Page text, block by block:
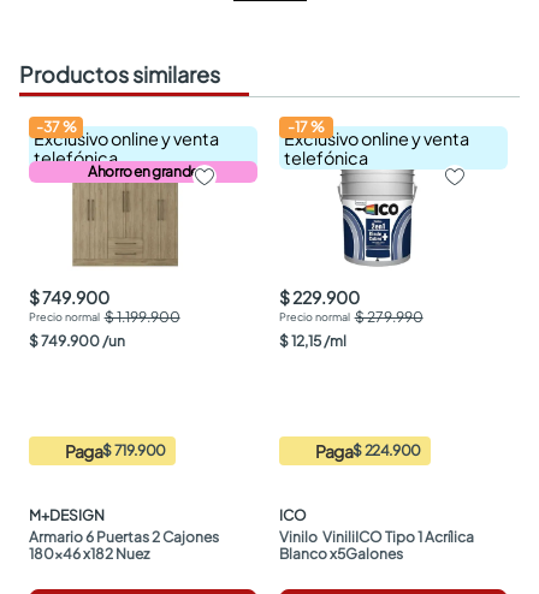
Productos similares
Exclusivo online y venta
telefónica
Ahorro en grande
-37%
$ 749.900
$ 1.199.900
$749.900 /un
Paga$ 719.900
M+DESIGN
Armario 6 Puertas 2 Cajones
180x46 x182 Nuez
Exclusivo online y venta
telefónica
-17%
$ 229.900
$ 279.990
$12,15 /ml
Paga$ 224.900
ICO
Vinilo  ViniliICO Tipo 1 Acrílica
Blanco x5Galones